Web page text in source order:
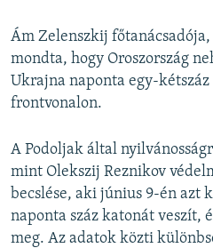
Ám Zelenszkij
mondta, hogy Oroszország
Ukrajna naponta egy-
frontvonalon.
A Podoljak által
mint Olekszij Reznikov
becslése, aki június 9-én azt
naponta száz katonát veszít,
meg. Az adatok közti